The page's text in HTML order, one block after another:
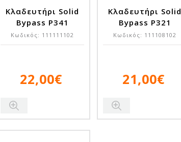
Κλαδευτήρι Solid
Bypass P341
Κωδικός: 111111102
22,00€
Κλαδευτήρι Solid
Bypass P321
Κωδικός: 111108102
21,00€